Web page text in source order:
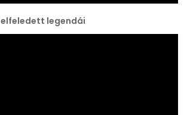
legendái